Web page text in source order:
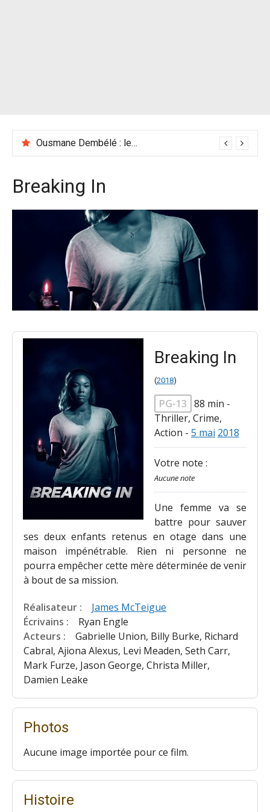
Ousmane Dembélé : les racines africaines du Ballon d’Or 2025
Breaking In
Breaking In
(2018)
PG-13 88 min -
Thriller, Crime,
Action - 5 mai 2018
Votre note :
Aucune note
Une femme va se
battre pour sauver
ses deux enfants retenus en otage dans une
maison impénétrable. Rien ni personne ne
pourra empêcher cette mère déterminée de venir
à bout de sa mission.
Réalisateur :
James McTeigue
Écrivains :
Ryan Engle
Acteurs :
Gabrielle Union, Billy Burke, Richard
Cabral, Ajiona Alexus, Levi Meaden, Seth Carr,
Mark Furze, Jason George, Christa Miller,
Damien Leake
Photos
Aucune image importée pour ce film.
Histoire